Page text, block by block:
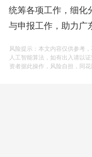
统筹各项工作，细化
与申报工作，助力广
风险提示：本文内容仅供参考
人工智能算法，如有出入请以
资者据此操作，风险自担，同